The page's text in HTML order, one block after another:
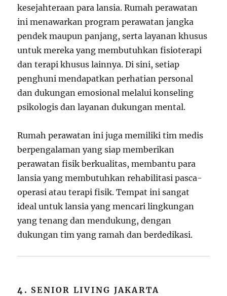
kesejahteraan para lansia. Rumah perawatan
ini menawarkan program perawatan jangka
pendek maupun panjang, serta layanan khusus
untuk mereka yang membutuhkan fisioterapi
dan terapi khusus lainnya. Di sini, setiap
penghuni mendapatkan perhatian personal
dan dukungan emosional melalui konseling
psikologis dan layanan dukungan mental.
Rumah perawatan ini juga memiliki tim medis
berpengalaman yang siap memberikan
perawatan fisik berkualitas, membantu para
lansia yang membutuhkan rehabilitasi pasca-
operasi atau terapi fisik. Tempat ini sangat
ideal untuk lansia yang mencari lingkungan
yang tenang dan mendukung, dengan
dukungan tim yang ramah dan berdedikasi.
4. SENIOR LIVING JAKARTA